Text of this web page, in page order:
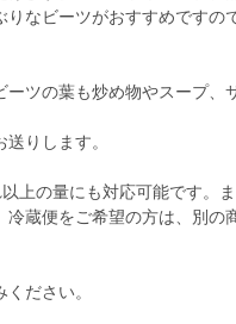
なビーツがおすすめですの
ツの葉も炒め物やスープ、
りします。
上の量にも対応可能です。
蔵便をご希望の方は、別の
ださい。